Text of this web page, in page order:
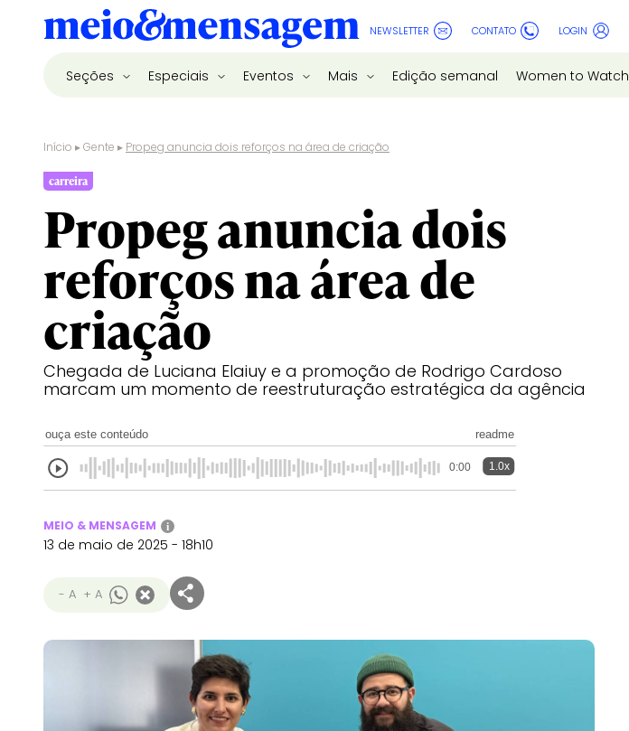
NEWSLETTER CONTATO LOGIN
Seções Especiais Eventos Mais Edição semanal Women to Watch
Início ▸Gente ▸ Propeg anuncia dois reforços na área de criação
carreira
Propeg anuncia dois
reforços na área de
criação
Chegada de Luciana Elaiuy e a promoção de Rodrigo Cardoso
marcam um momento de reestruturação estratégica da agência
ouça este conteúdo readme
0:00 1.0x
MEIO & MENSAGEM i
13 de maio de 2025 - 18h10
- A + A